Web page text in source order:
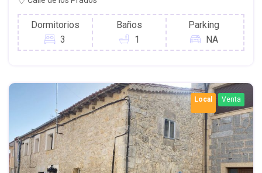
Dormitorios
3
Baños
1
Parking
NA
Local Venta